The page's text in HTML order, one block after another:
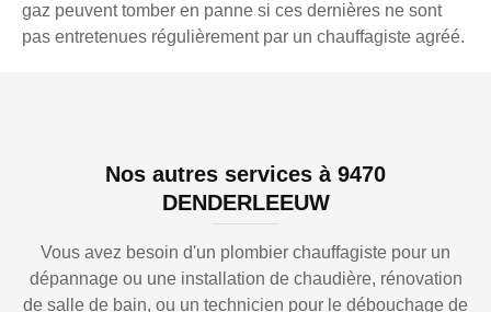
gaz peuvent tomber en panne si ces dernières ne sont
pas entretenues régulièrement par un chauffagiste agréé.
Nos autres services à 9470
DENDERLEEUW
Vous avez besoin d'un plombier chauffagiste pour un
dépannage ou une installation de chaudière, rénovation
de salle de bain, ou un technicien pour le débouchage de